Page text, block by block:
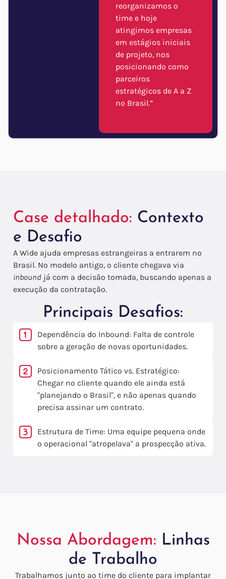
reorganizamos o
time e hoje
atingimos empresas
em estágios iniciais
de projeto, nos
posicionando como
parceiros
estratégicos de A a Z
no Brasil.”
Case detalhado: Contexto
e Desafio
A Wide ajuda empresas estrangeiras a entrarem no
Brasil. No modelo antigo, o cliente chegava via
inbound já com a decisão tomada, buscando apenas a
execução da contratação.
Principais Desafios:
Dependência do Inbound: Falta de controle
sobre a geração de novas oportunidades.
Posicionamento Tático vs. Estratégico:
Chegar no cliente quando ele ainda está
"planejando o Brasil", e não apenas quando
precisa assinar um contrato.
Estrutura de Time: Uma equipe pequena onde
o operacional "atropelava" a prospecção ativa.
Nossa Abordagem: Linhas
de Trabalho
Trabalhamos junto ao time do cliente para implantar